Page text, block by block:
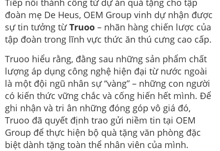
Tiếp nối thành công từ dự án quà tặng cho tập
đoàn mẹ De Heus, OEM Group vinh dự nhận được
sự tin tưởng từTruoo – nhãn hàng chiến lược của
tập đoàn trong lĩnh vực thức ăn thú cưng cao cấp.
Truoo hiểu rằng, đằng sau những sản phẩm chất
lượng áp dụng công nghệ hiện đại từ nước ngoài
là một đội ngũ nhân sự “vàng” – những con người
có kiến thức vững chắc và cống hiến hết mình. Để
ghi nhận và tri ân những đóng góp vô giá đó,
Truoo đã quyết định trao gửi niềm tin tại OEM
Group để thực hiện bộ quà tặng văn phòng đặc
biệt dành tặng toàn thể nhân viên của mình.